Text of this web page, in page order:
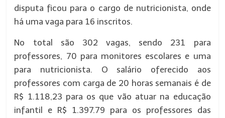
disputa ficou para o cargo de nutricionista, onde
há uma vaga para 16 inscritos.
No total são 302 vagas, sendo 231 para
professores, 70 para monitores escolares e uma
para nutricionista. O salário oferecido aos
professores com carga de 20 horas semanais é de
R$ 1.118,23 para os que vão atuar na educação
infantil e R$ 1.397.79 para os professores das